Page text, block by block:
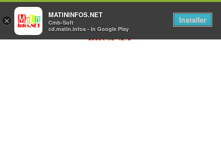
×
MATININFOS.NET
Cmb-Soft
cd.matin.infos - In Google Play
Installer